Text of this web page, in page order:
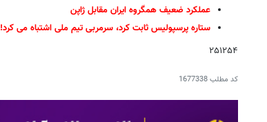
عملکرد ضعیف همگروه ایران مقابل ژاپن
ستاره پرسپولیس ثابت کرد، سرمربی تیم ملی اشتباه می کرد!
۲۵۱۲۵۴
کد مطلب1677338